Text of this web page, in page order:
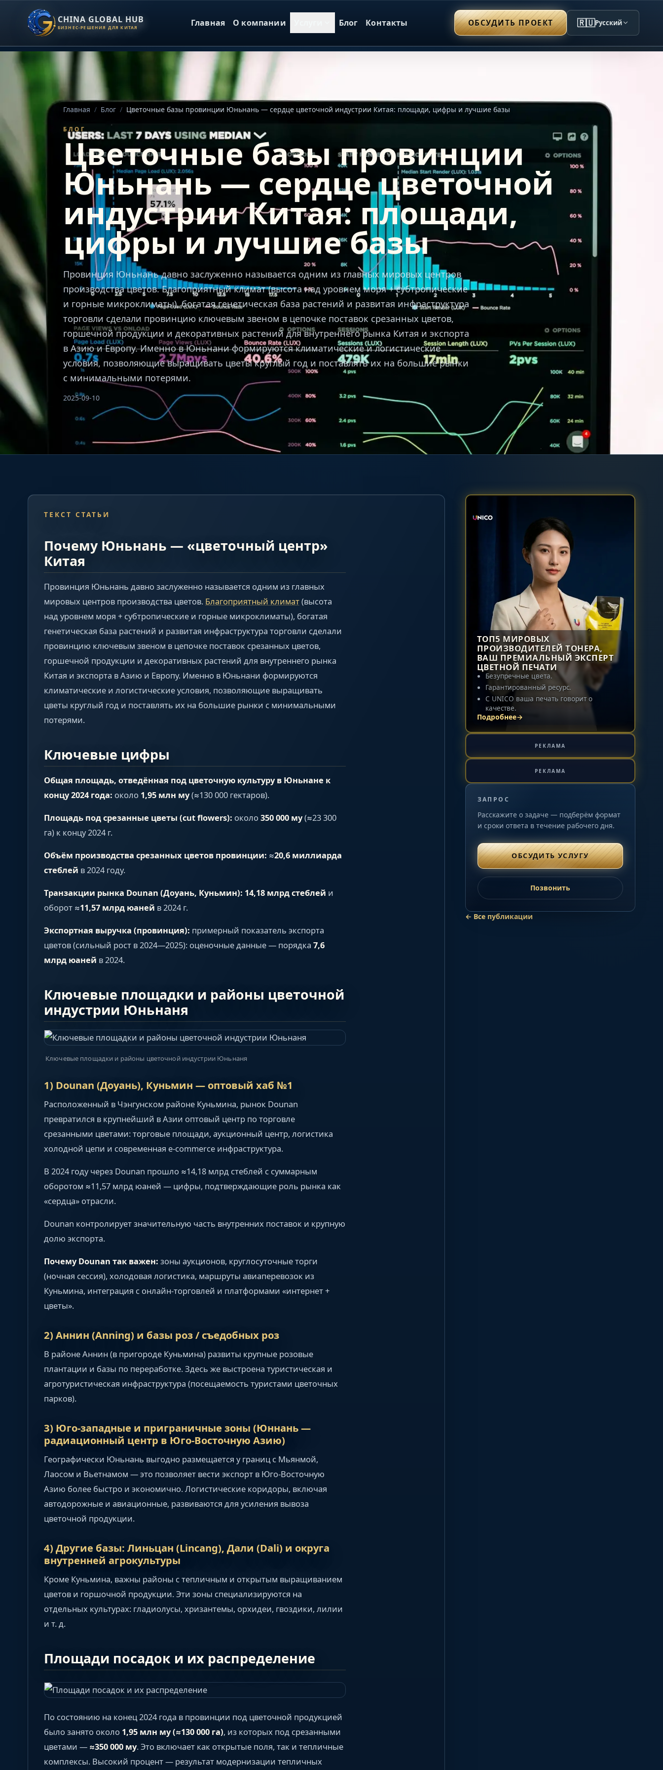
CHINA GLOBAL HUB
БИЗНЕС-РЕШЕНИЯ ДЛЯ КИТАЯ Главная О компании Блог Контакты ОБСУДИТЬ ПРОЕКТ 🇷🇺Русский
Главная / Блог / Цветочные базы провинции Юньнань — сердце цветочной индустрии Китая: площади, цифры и лучшие базы
БЛОГ
Цветочные базы провинции
Юньнань — сердце цветочной
индустрии Китая: площади,
цифры и лучшие базы
Провинция Юньнань давно заслуженно называется одним из главных мировых центров
производства цветов. Благоприятный климат (высота над уровнем моря + субтропические
и горные микроклиматы), богатая генетическая база растений и развитая инфраструктура
торговли сделали провинцию ключевым звеном в цепочке поставок срезанных цветов,
горшечной продукции и декоративных растений для внутреннего рынка Китая и экспорта
в Азию и Европу. Именно в Юньнани формируются климатические и логистические
условия, позволяющие выращивать цветы круглый год и поставлять их на большие рынки
с минимальными потерями.
2025-09-10
ТЕКСТ СТАТЬИ
Почему Юньнань — «цветочный центр»
Китая
Провинция Юньнань давно заслуженно называется одним из главных
мировых центров производства цветов. Благоприятный климат(высота
над уровнем моря + субтропические и горные микроклиматы), богатая
генетическая база растений и развитая инфраструктура торговли сделали
провинцию ключевым звеном в цепочке поставок срезанных цветов,
горшечной продукции и декоративных растений для внутреннего рынка
Китая и экспорта в Азию и Европу. Именно в Юньнани формируются
климатические и логистические условия, позволяющие выращивать
цветы круглый год и поставлять их на большие рынки с минимальными
потерями.
Ключевые цифры
Общая площадь, отведённая под цветочную культуру в Юньнане к
концу 2024 года: около 1,95 млн му(≈130 000 гектаров).
Площадь под срезанные цветы (cut flowers): около 350 000 му(≈23 300
га) к концу 2024 г.
Объём производства срезанных цветов провинции: ≈20,6 миллиарда
стеблей в 2024 году.
Транзакции рынка Dounan (Доуань, Куньмин): 14,18 млрд стеблей и
оборот ≈11,57 млрд юаней в 2024 г.
Экспортная выручка (провинция): примерный показатель экспорта
цветов (сильный рост в 2024—2025): оценочные данные — порядка 7,6
млрд юаней в 2024.
Ключевые площадки и районы цветочной
индустрии Юньнаня
Ключевые площадки и районы цветочной индустрии Юньнаня
1) Dounan (Доуань), Куньмин — оптовый хаб №1
Расположенный в Чэнгунском районе Куньмина, рынок Dounan
превратился в крупнейший в Азии оптовый центр по торговле
срезанными цветами: торговые площади, аукционный центр, логистика
холодной цепи и современная e-commerce инфраструктура.
В 2024 году через Dounan прошло ≈14,18 млрд стеблей с суммарным
оборотом ≈11,57 млрд юаней — цифры, подтверждающие роль рынка как
«сердца» отрасли.
Dounan контролирует значительную часть внутренних поставок и крупную
долю экспорта.
Почему Dounan так важен: зоны аукционов, круглосуточные торги
(ночная сессия), холодовая логистика, маршруты авиаперевозок из
Куньмина, интеграция с онлайн-торговлей и платформами «интернет +
цветы».
2) Аннин (Anning) и базы роз / съедобных роз
В районе Аннин (в пригороде Куньмина) развиты крупные розовые
плантации и базы по переработке. Здесь же выстроена туристическая и
агротуристическая инфраструктура (посещаемость туристами цветочных
парков).
3) Юго-западные и приграничные зоны (Юннань —
радиационный центр в Юго-Восточную Азию)
Географически Юньнань выгодно размещается у границ с Мьянмой,
Лаосом и Вьетнамом — это позволяет вести экспорт в Юго-Восточную
Азию более быстро и экономично. Логистические коридоры, включая
автодорожные и авиационные, развиваются для усиления вывоза
цветочной продукции.
4) Другие базы: Линьцан (Lincang), Дали (Dali) и округа
внутренней агрокультуры
Кроме Куньмина, важны районы с тепличным и открытым выращиванием
цветов и горшочной продукции. Эти зоны специализируются на
отдельных культурах: гладиолусы, хризантемы, орхидеи, гвоздики, лилии
и т. д.
Площади посадок и их распределение
По состоянию на конец 2024 года в провинции под цветочной продукцией
было занято около 1,95 млн му (≈130 000 га), из которых под срезанными
цветами — ≈350 000 му. Это включает как открытые поля, так и тепличные
комплексы. Высокий процент — результат модернизации тепличных
ТОП5 МИРОВЫХ
ПРОИЗВОДИТЕЛЕЙ ТОНЕРА,
ВАШ ПРЕМИАЛЬНЫЙ ЭКСПЕРТ
ЦВЕТНОЙ ПЕЧАТИ
Безупречные цвета.
Гарантированный ресурс.
C UNICO ваша печать говорит о
качестве.
Подробнее→
РЕКЛАМА
РЕКЛАМА
ЗАПРОС
Расскажите о задаче — подберём формат
и сроки ответа в течение рабочего дня.
ОБСУДИТЬ УСЛУГУ
Позвонить
← Все публикации